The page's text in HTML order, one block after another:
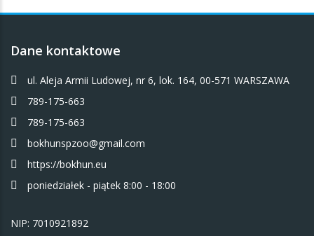
Dane kontaktowe
ul. Aleja Armii Ludowej, nr 6, lok. 164, 00-571 WARSZAWA
789-175-663
789-175-663
bokhunspzoo@gmail.com
https://bokhun.eu
poniedziałek - piątek 8:00 - 18:00
NIP: 7010921892